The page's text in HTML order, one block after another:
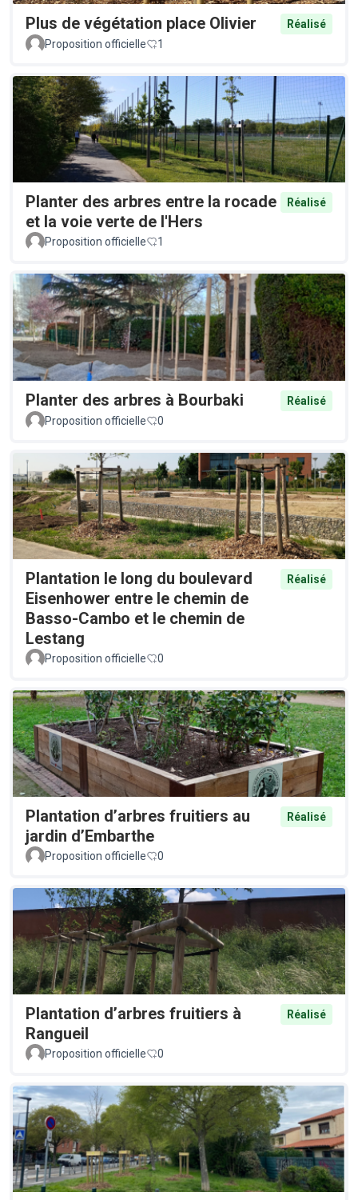
Plus de végétation place Olivier
Réalisé
Proposition officielle
1
Planter des arbres entre la rocade
et la voie verte de l'Hers
Réalisé
Proposition officielle 1
Planter des arbres à Bourbaki
Réalisé
Proposition officielle
0
Plantation le long du boulevard
Eisenhower entre le chemin de
Basso-Cambo et le chemin de
Lestang
Réalisé
Proposition officielle 0
Plantation d’arbres fruitiers au
jardin d’Embarthe
Réalisé
Proposition officielle 0
Plantation d’arbres fruitiers à
Rangueil
Réalisé
Proposition officielle 0